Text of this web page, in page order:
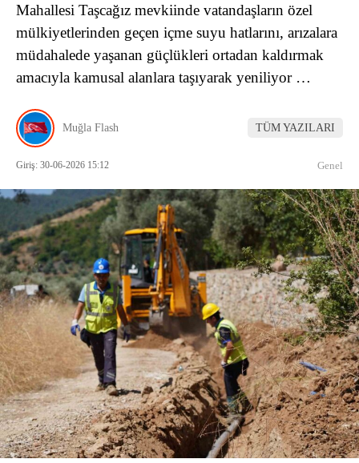
Mahallesi Taşcağız mevkiinde vatandaşların özel
mülkiyetlerinden geçen içme suyu hatlarını, arızalara
müdahalede yaşanan güçlükleri ortadan kaldırmak
amacıyla kamusal alanlara taşıyarak yeniliyor …
Muğla Flash TÜM YAZILARI
Giriş: 30-06-2026 15:12 Genel